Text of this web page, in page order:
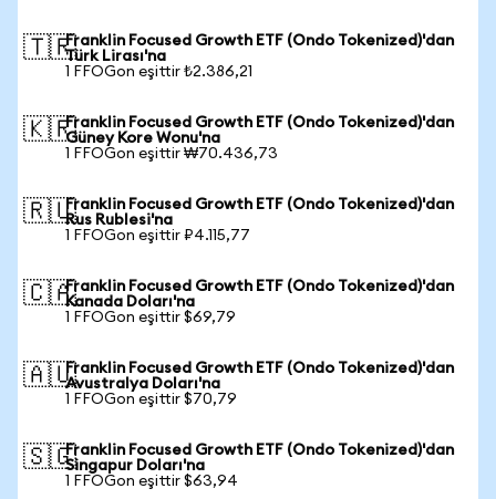
🇹🇷Franklin Focused Growth ETF (Ondo Tokenized)'dan
Türk Lirası'na
1 FFOGon eşittir ₺2.386,21
🇰🇷Franklin Focused Growth ETF (Ondo Tokenized)'dan
Güney Kore Wonu'na
1 FFOGon eşittir ₩70.436,73
🇷🇺Franklin Focused Growth ETF (Ondo Tokenized)'dan
Rus Rublesi'na
1 FFOGon eşittir ₽4.115,77
🇨🇦Franklin Focused Growth ETF (Ondo Tokenized)'dan
Kanada Doları'na
1 FFOGon eşittir $69,79
🇦🇺Franklin Focused Growth ETF (Ondo Tokenized)'dan
Avustralya Doları'na
1 FFOGon eşittir $70,79
🇸🇬Franklin Focused Growth ETF (Ondo Tokenized)'dan
Singapur Doları'na
1 FFOGon eşittir $63,94